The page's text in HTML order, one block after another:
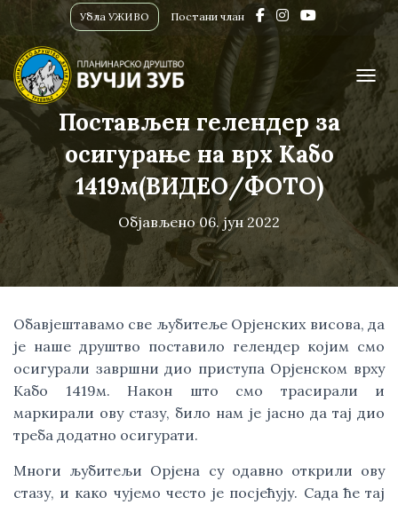
Убла УЖИВО Постани члан
Постављен гелендер за
осигурање на врх Кабо
1419м(ВИДЕО/ФОТО)
Објављено06. јун 2022
Обавјештавамо све љубитеље Орјенских висова, да
је наше друштво поставило гелендер којим смо
осигурали завршни дио приступа Орјенском врху
Кабо 1419м. Након што смо трасирали и
маркирали ову стазу, било нам је јасно да тај дио
треба додатно осигурати.
Многи љубитељи Орјена су одавно открили ову
стазу, и како чујемо често је посјећују. Сада ће тај